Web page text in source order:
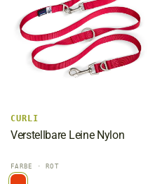
CURLI
Verstellbare Leine Nylon
FARBE · ROT